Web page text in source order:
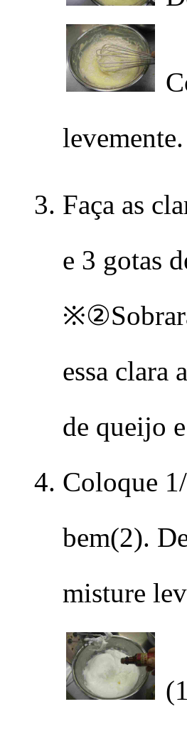
levemente.
Faça as
e 3 gotas
essa clara
de queijo
Coloque
bem(2).
misture